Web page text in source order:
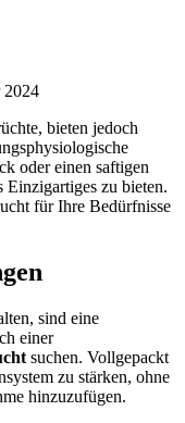
2024
bieten jedoch
oder einen saftigen
Einzigartiges zu bieten.
für Ihre Bedürfnisse
sind eine
einer
suchen. Vollgepackt
zu stärken, ohne
hinzuzufügen.